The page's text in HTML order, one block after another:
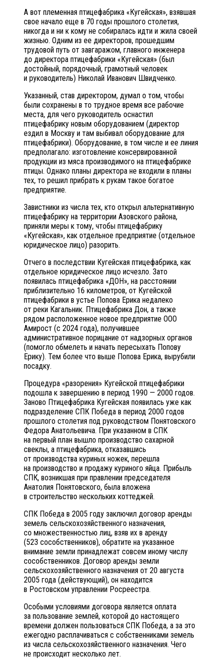
А вот племенная птицефабрика «Кугейская», взявшая
свое начало еще в 70 годы прошлого столетия,
никогда и ни к кому не собиралась идти и жила своей
жизнью. Одним из ее директоров, прошедшим
трудовой путь от завгаражом, главного инженера
до директора птицефабрики «Кугейская» (был
достойный, порядочный, грамотный человек
и руководитель) Николай Иванович Швидченко.
Указанный, став директором, думал о том, чтобы
были сохранены в то трудное время все рабочие
места, для чего руководитель оснастил
птицефабрику новым оборудованием (директор
ездил в Москву и там выбивал оборудование для
птицефабрики). Оборудование, в том числе и ее линия
предполагало: изготовление консервированной
продукции из мяса производимого на птицефабрике
птицы. Однако планы директора не входили в планы
тех, то решил прибрать к рукам такое богатое
предприятие.
Завистники из числа тех, кто открыл альтернативную
птицефабрику на территории Азовского района,
приняли меры к тому, чтобы птицефабрику
«Кугейская», как отдельное предприятие (отдельное
юридическое лицо) разорить.
Отчего в последствии Кугейская птицефабрика, как
отдельное юридическое лицо исчезло. Зато
появилась птицефабрика «ДОН», на расстоянии
приблизительно 16 километров, от Кугейской
птицефабрики в устье Попова Ерика недалеко
от реки Кагальник. Птицефабрика Дон, а также
рядом расположенное новое предприятие ООО
Амирост (с 2024 года), получившее
административное порицание от надзорных органов
(помогло обмелеть и начать пересыхать Попову
Ерику). Тем более что выше Попова Ерика, вырубили
посадку.
Процедура «разорения» Кугейской птицефабрики
подошла к завершению в период 1990 — 2000 годов.
Заново Птицефабрика Кугейская появилась уже как
подразделение СПК Победа в период 2000 годов
прошлого столетия под руководством Понятовского
Федора Анатольевича. При указанном в СПК
на первый план вышло производство сахарной
свеклы, а птицефабрика, отказавшись
от производства куриных ножек, перешла
на производство и продажу куриного яйца. Прибыль
СПК, возникшая при правлении председателя
Анатолия Понятовского, была вложена
в строительство нескольких коттеджей.
СПК Победа в 2005 году заключил договор аренды
земель сельскохозяйственного назначения,
со множественностью лиц, взяв их в аренду
(523 сособственников), обратите на указанное
внимание земли принадлежат совсем иному числу
сособственников. Договор аренды земли
сельскохозяйственного назначения от 20 августа
2005 года (действующий), он находится
в Ростовском управлении Росреестра.
Особыми условиями договора является оплата
за пользование землей, которой до настоящего
времени должен пользоваться СПК Победа, а за это
ежегодно расплачиваться с собственниками земель
из числа сельскохозяйственного назначения. Чего
не происходит несколько лет.